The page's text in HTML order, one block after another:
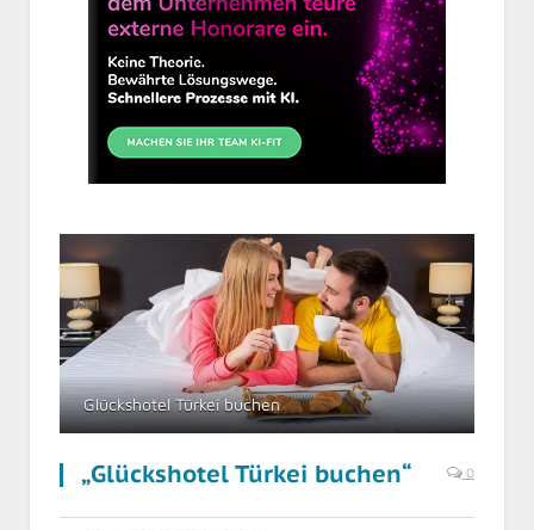
Glückshotel Türkei buchen
„Glückshotel Türkei buchen“ 0